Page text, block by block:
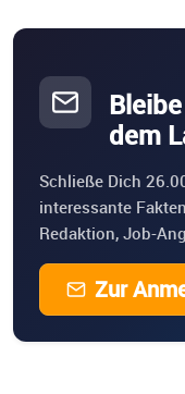
dem
Schließe Dich
interessante
Redaktion, Job-
Zur